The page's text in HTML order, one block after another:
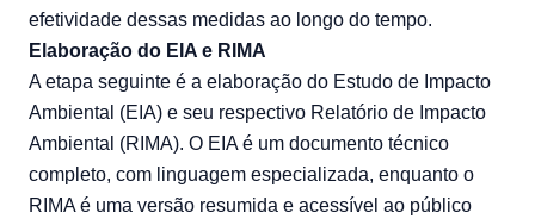
efetividade dessas medidas ao longo do tempo.
Elaboração do EIA e RIMA
A etapa seguinte é a elaboração do Estudo de Impacto
Ambiental (EIA) e seu respectivo Relatório de Impacto
Ambiental (RIMA). O EIA é um documento técnico
completo, com linguagem especializada, enquanto o
RIMA é uma versão resumida e acessível ao público